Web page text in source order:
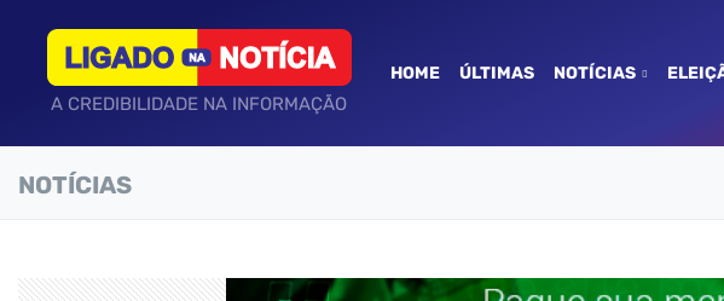
A CREDIBILIDADE NA INFORMAÇÃO
HOME ÚLTIMAS NOTÍCIAS
NOTÍCIAS